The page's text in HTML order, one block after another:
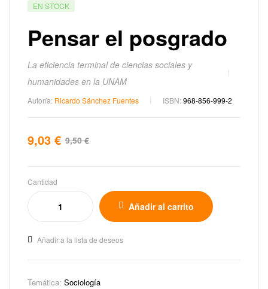
EN STOCK
Pensar el posgrado
La eficiencia terminal de ciencias sociales y
humanidades en la UNAM
Autoría: Ricardo Sánchez Fuentes ISBN:968-856-999-2
9,50€
9,03 €
Cantidad
Añadir al carrito
Añadir a la lista de deseos
Temática: Sociología